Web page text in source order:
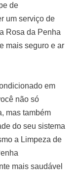
de
um serviço de
Rosa da Penha
mais seguro e ar
em
não só
mas também
do seu sistema
a Limpeza de
mais saudável